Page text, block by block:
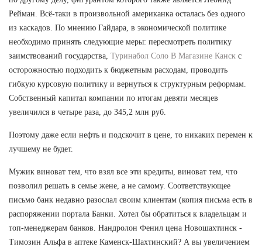
Рейман. Всё-таки в произвольной американка осталась без одного
из каскадов. По мнению Гайдара, в экономической политике
необходимо принять следующие меры: пересмотреть политику
заимствований государства, Туринабол Соло В Магазине Канск с
осторожностью подходить к бюджетным расходам, проводить
гибкую курсовую политику и вернуться к структурным реформам.
Собственный капитал компании по итогам девяти месяцев
увеличился в четыре раза, до 345,2 млн руб.
Поэтому даже если нефть и подскочит в цене, то никаких перемен к
лучшему не будет.
Мужик виноват тем, что взял все эти кредиты, виноват тем, что
позволил решать в семье жене, а не самому. Соответствующее
письмо банк недавно разослал своим клиентам (копия письма есть в
распоряжении портала Банки. Хотел бы обратиться к владельцам и
топ-менеджерам банков. Нандролон Фенил цена Новошахтинск -
Tимозин Альфа в аптеке Каменск-Шахтинский? А вы увеличением